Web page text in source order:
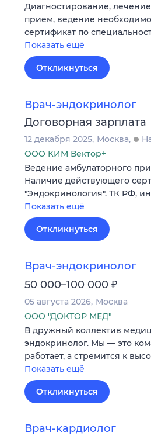
Диагностирование,
прием, ведение
сертификат по
Показать ещё
Откликнуться
Врач-эндокринолог
Договорная зарплата
12 декабря 2025 Москва
ООО КИМ Вектор+
Ведение амбулаторного
Наличие действующего
"Эндокринология". ТК РФ,
Показать ещё
Откликнуться
Врач-эндокринолог
50 000–100 000 ₽
05 августа 2026 Москва
ООО "ДОКТОР МЕД"
В дружный коллектив
эндокринолог. Мы — это
работает, а стремится к
Показать ещё
Откликнуться
Врач-кардиолог